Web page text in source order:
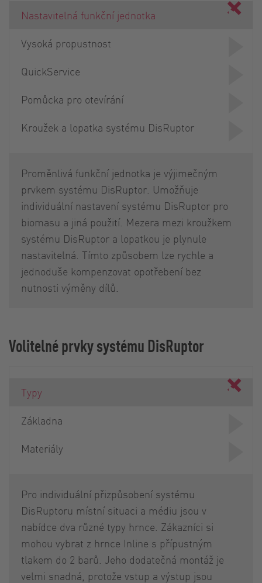
Nastavitelná funkční jednotka
Vysoká propustnost
QuickService
Pomůcka pro otevírání
Kroužek a lopatka systému DisRuptor
Proměnlivá funkční jednotka je výjimečným
prvkem systému DisRuptor. Umožňuje
individuální nastavení systému DisRuptor pro
biomasu a jiná použití. Mezera mezi kroužkem
systému DisRuptor a lopatkou je plynule
nastavitelná. Tímto způsobem lze rychle a
jednoduše kompenzovat opotřebení bez
nutnosti výměny dílů.
Volitelné prvky systému DisRuptor
Typy
Základna
Materiály
Pro individuální přizpůsobení systému
DisRuptoru místní situaci a médiu jsou v
nabídce dva různé typy hrnce. Zákazníci si
mohou vybrat z hrnce Inline s přípustným
tlakem do 2 barů. Jeho dodatečná montáž je
velmi snadná, protože vstup a výstup jsou